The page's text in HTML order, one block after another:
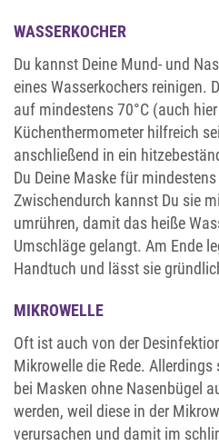
WASSERKOCHER
Du kannst Deine Mund- und
eines Wasserkochers reinigen.
auf mindestens 70°C (auch
Küchenthermometer hilfreich
anschließend in ein
Du Deine Maske für
Zwischendurch kannst Du sie
umrühren, damit das heiße
Umschläge gelangt. Am Ende
Handtuch und lässt sie
MIKROWELLE
Oft ist auch von der
Mikrowelle die Rede.
bei Masken ohne Nasenbügel
werden, weil diese in der
verursachen und damit im